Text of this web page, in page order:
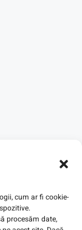
cum ar fi cookie-
procesăm date,